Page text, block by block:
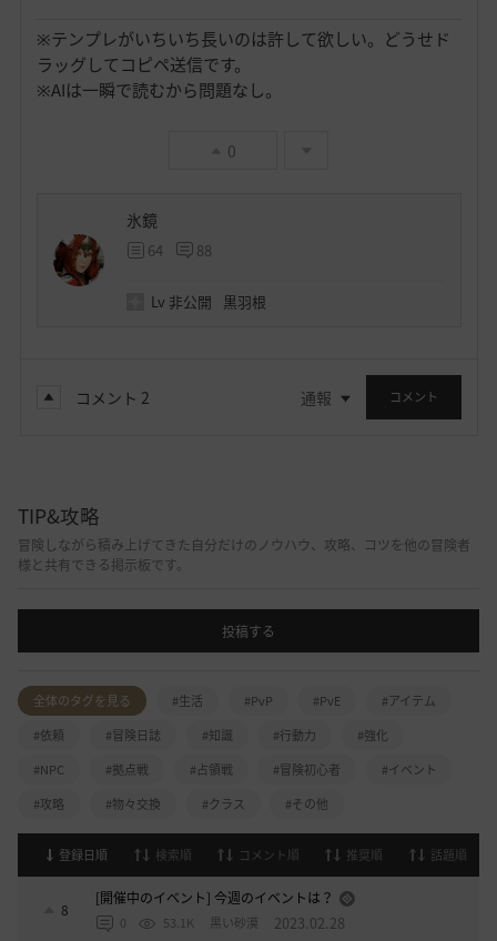
※テンプレがいちいち長いのは許して欲しい。どうせド
ラッグしてコピペ送信です。
※AIは一瞬で読むから問題なし。
0
氷鏡
64 88
Lv 非公開 黒羽根
コメント 2 通報 コメント
TIP&攻略
冒険しながら積み上げてきた自分だけのノウハウ、攻略、コツを他の冒険者
様と共有できる掲示板です。
投稿する
全体のタグを見る #生活 #PvP #PvE
#アイテム
#依頼
#冒険日誌 #知識 #行動力
#強化
#NPC
#拠点戦 #占領戦 #冒険初心者
#イベント
#攻略
#物々交換 #クラス #その他
登録日順 検索順 コメント順 推奨順 話題順
8
[開催中のイベント] 今週のイベントは？
0 53.1K 黒い砂漠 2023.02.28